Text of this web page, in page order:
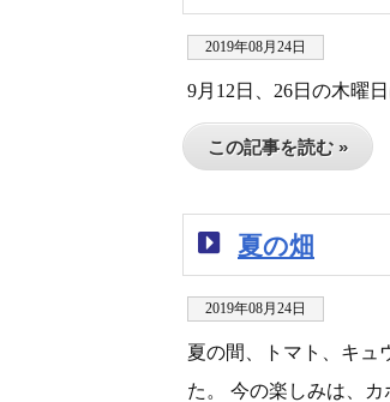
2019年08月24日
9月12日、26日の木曜
この記事を読む »
夏の畑
2019年08月24日
夏の間、トマト、キュ
た。 今の楽しみは、